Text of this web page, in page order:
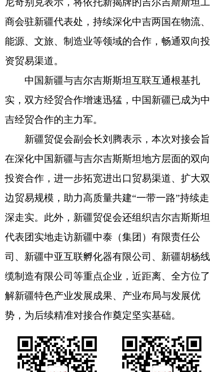
商会驻新疆代表处，持续深化中吉两国在物流、
能源、文旅、制造业等领域的合作，畅通双向投
资贸易渠道。
中国新疆与吉尔吉斯斯坦互联互通根基扎
实，双方经贸合作增速迅猛，中国新疆已成为中
吉经贸合作的主力军。
新疆贸促会副会长刘腾表示，本次对接会旨
在深化中国新疆与吉尔吉斯斯坦地方层面的双向
投资合作，进一步拓宽进出口贸易渠道、扩大双
边贸易规模，助力高质量共建“一带一路”持续走
深走实。此外，新疆贸促会还组织吉尔吉斯斯坦
代表团实地走访新疆中泰（集团）有限责任公
司、新疆中亚互联孵化器有限公司、新疆胡杨线
缆制造有限公司等重点企业，近距离、全方位了
解新疆特色产业发展成果、产业布局与发展优
势，为后续精准对接合作奠定坚实基础。